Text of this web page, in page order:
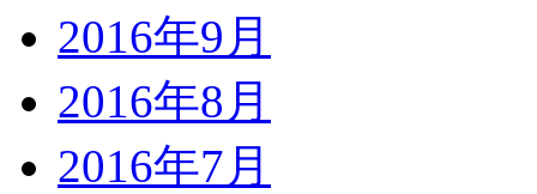
2016年9月
2016年8月
2016年7月